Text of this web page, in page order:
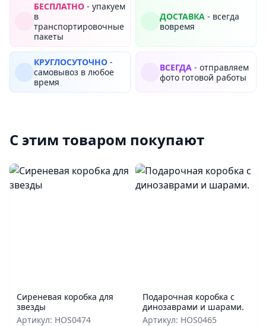
БЕСПЛАТНО - упакуем
в
транспортировочные
пакеты
ДОСТАВКА - всегда
вовремя
КРУГЛОСУТОЧНО -
самовывоз в любое
время
ВСЕГДА - отправляем
фото готовой работы
С этим товаром покупают
Сиреневая коробка для
звезды
Артикул: HOS0474
Подарочная коробка с
динозаврами и шарами.
Артикул: HOS0465